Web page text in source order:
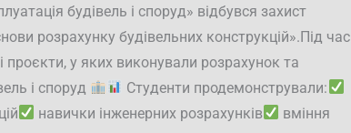
будівель і споруд» відбувся захист
розрахунку будівельних конструкцій».Під час
проєкти, у яких виконували розрахунок та
і споруд
Студенти продемонстрували:
навички інженерних розрахунків
вміння